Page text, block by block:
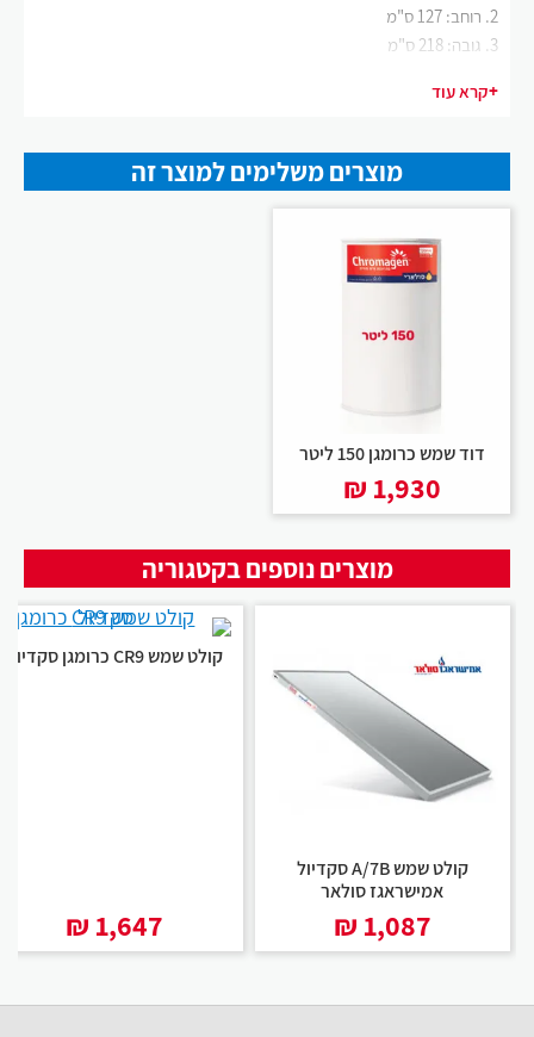
רוחב: 127 ס"מ
גובה: 218 ס"מ
+קרא עוד
מוצרים משלימים למוצר זה
דוד שמש כרומגן 150 ליטר
₪ 1,930
מוצרים נוספים בקטגוריה
קולט שמש A/7B סקדיול
אמישראגז סולאר
₪ 1,087
קולט שמש CR9 כרומגן סקדיול
₪ 1,647